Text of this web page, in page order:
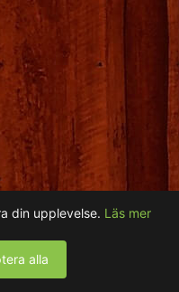
din upplevelse. Läs mer
alla